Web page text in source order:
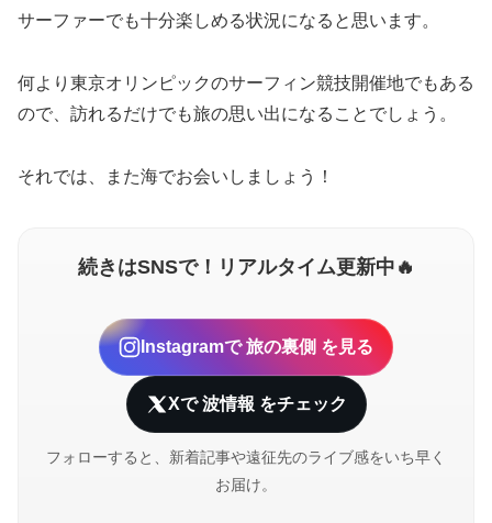
サーファーでも十分楽しめる状況になると思います。
何より東京オリンピックのサーフィン競技開催地でもある
ので、訪れるだけでも旅の思い出になることでしょう。
それでは、また海でお会いしましょう！
続きはSNSで！リアルタイム更新中🔥
Instagramで旅の裏側 を見る
Xで波情報 をチェック
フォローすると、新着記事や遠征先のライブ感をいち早く
お届け。